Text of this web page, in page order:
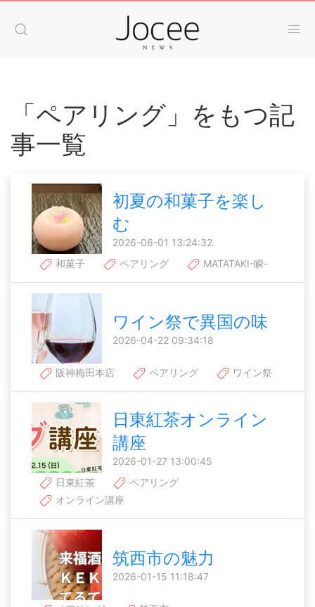
「ペアリング」をもつ記
事一覧
初夏の和菓子を楽し
む
2026-06-01 13:24:32
和菓子
ペアリング MATATAKI-瞬-
ワイン祭で異国の味
2026-04-22 09:34:18
阪神梅田本店 ペアリング ワイン祭
日東紅茶オンライン
講座
2026-01-27 13:00:45
日東紅茶
ペアリング
オンライン講座
筑西市の魅力
2026-01-15 11:18:47